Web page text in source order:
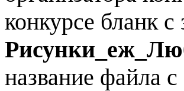
конкурсе бланк
название файла